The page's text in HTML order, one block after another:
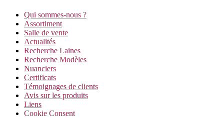
Qui sommes-nous ?
Assortiment
Salle de vente
Actualités
Recherche Laines
Recherche Modèles
Nuanciers
Certificats
Témoignages de clients
Avis sur les produits
Liens
Cookie Consent